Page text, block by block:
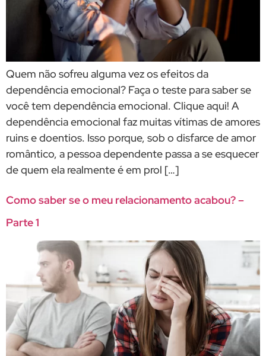
Quem não sofreu alguma vez os efeitos da
dependência emocional? Faça o teste para saber se
você tem dependência emocional. Clique aqui! A
dependência emocional faz muitas vítimas de amores
ruins e doentios. Isso porque, sob o disfarce de amor
romântico, a pessoa dependente passa a se esquecer
de quem ela realmente é em prol […]
Como saber se o meu relacionamento acabou? –
Parte 1